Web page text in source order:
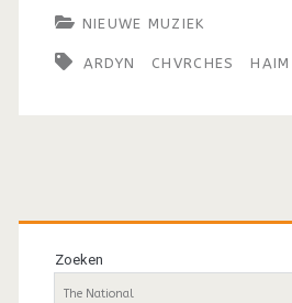
NIEUWE MUZIEK
ARDYN CHVRCHES HAIM
Primaire
sidebar
Zoeken